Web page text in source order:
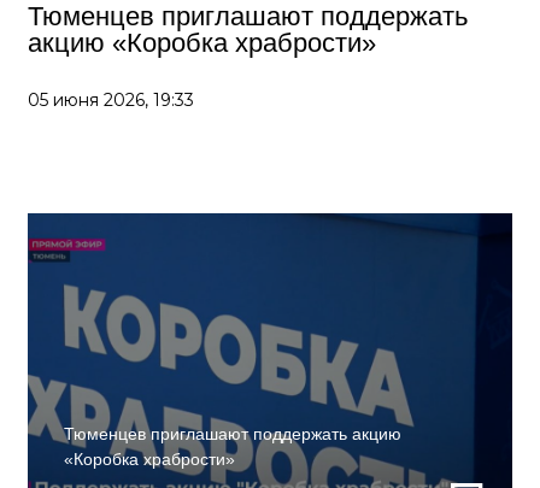
Тюменцев приглашают поддержать
акцию «Коробка храбрости»
05 июня 2026, 19:33
Тюменцев приглашают поддержать акцию
«Коробка храбрости»